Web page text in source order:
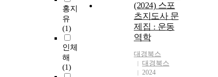
홍지
유
(1)
인체
해
(1)
(2024) 스포
츠지도사 문
제집 : 운동
역학
대경북스
대경북스
2024